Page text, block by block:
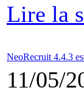
Lire la
NeoRecruit 4.4.3
11/05/